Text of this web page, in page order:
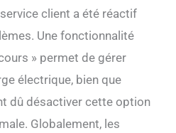
sans interruption] Avec un
temps de transfert inférieur
à 20 ms, la RIVER 3 fournit
une solution d'alimentation
sans interruption (ASI) de
pointe, parfaite pour une
utilisation quotidienne et
cas de panne de courant, la
client a été réactif
Une fonctionnalité
» permet de gérer
électrique, bien que
dû désactiver cette option
Globalement, les